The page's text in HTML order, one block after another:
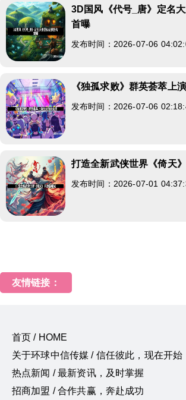
3D国风《代号_唐》定名
首曝
发布时间：2026-07-06
《独孤求败》群英荟萃上
发布时间：2026-07-06
打造全新武侠世界《倚天
发布时间：2026-07-01
友情链接：
首页 / HOME
关于环球中信传媒 / 信任彼此，现在开始
热点新闻 / 最新资讯，及时掌握
招商加盟 / 合作共赢，奔赴成功